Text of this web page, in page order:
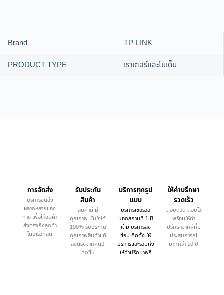
Brand
TP-LINK
PRODUCT TYPE
เราเตอร์และโมเด็ม
การจัดส่ง
บริการขนส่ง
หลากหลายช่อง
ทาง เพื่อให้สินค้า
ส่งตรงถึงลูกค้า
โดยเร็วที่สุด
รับประกัน
สินค้า
สินค้าดี มี
คุณภาพ มั่นใจได้
100% รับประกัน
คุณภาพสินค้าแท้
ส่งตรงจากศูนย์
ทุกชิ้น
บริการทุกรูป
แบบ
บริการเซอร์วิส
นอกสถานที่ 1 ปี
เต็ม บริการส่ง
ซ่อม ติดตั้ง ให้
บริการและรวมถึง
ให้คำปรึกษาฟรี
ให้คำบรึกษา
รวดเร็ว
ตอบด่วน ตอบไว
พร้อมให้คำ
ปรึกษาจากผู้ที่มี
ประสบการณ์
มากกว่า 10 ปี